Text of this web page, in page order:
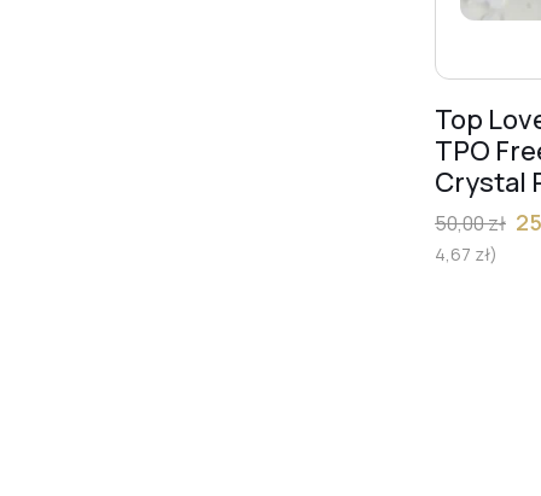
Top
TPO
Crystal
50,00zł
4,67 zł)